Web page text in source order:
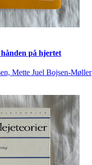
på hjertet
Mette Juel Bojsen-Møller